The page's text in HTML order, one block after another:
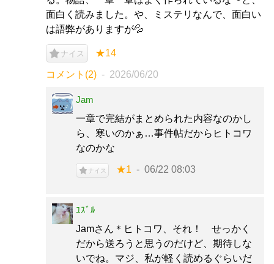
面白く読みました。や、ミステリなんで、面白い
は語弊がありますが💦
ナイス ★14
コメント(2) 2026/06/20
Jam
一章で完結がまとめられた内容なのかし
ら、寒いのかぁ…事件帖だからヒトコワ
なのかな
ナイス ★1 06/22 08:03
ﾕｽﾞﾙ
Jamさん＊ヒトコワ、それ！ せっかく
だから送ろうと思うのだけど、期待しな
いでね。マジ、私が軽く読めるぐらいだ